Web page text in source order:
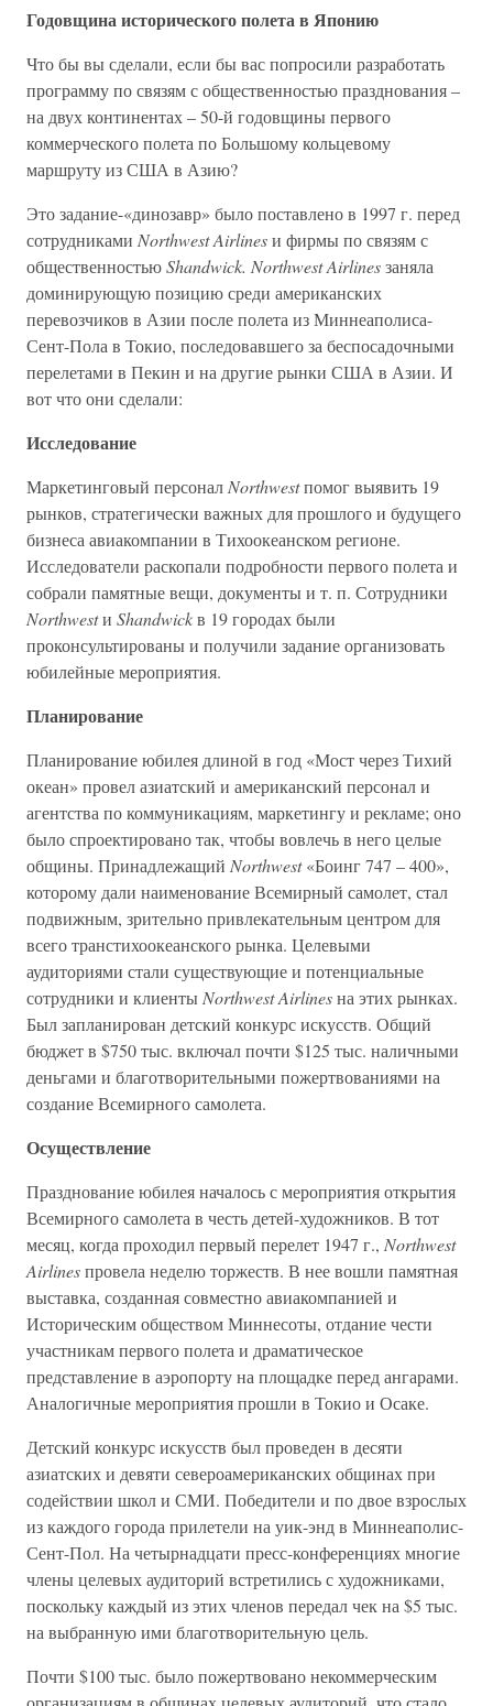
Годовщина исторического полета в Японию
Что бы вы сделали, если бы вас попросили разработать
программу по связям с общественностью празднования –
на двух континентах – 50-й годовщины первого
коммерческого полета по Большому кольцевому
маршруту из США в Азию?
Это задание-«динозавр» было поставлено в 1997 г. перед
сотрудниками Northwest Airlinesи фирмы по связям с
общественностьюShandwick. Northwest Airlinesзаняла
доминирующую позицию среди американских
перевозчиков в Азии после полета из Миннеаполиса-
Сент-Пола в Токио, последовавшего за беспосадочными
перелетами в Пекин и на другие рынки США в Азии. И
вот что они сделали:
Исследование
Маркетинговый персонал Northwestпомог выявить 19
рынков, стратегически важных для прошлого и будущего
бизнеса авиакомпании в Тихоокеанском регионе.
Исследователи раскопали подробности первого полета и
собрали памятные вещи, документы и т. п. Сотрудники
Northwestи Shandwickв 19 городах были
проконсультированы и получили задание организовать
юбилейные мероприятия.
Планирование
Планирование юбилея длиной в год «Мост через Тихий
океан» провел азиатский и американский персонал и
агентства по коммуникациям, маркетингу и рекламе; оно
было спроектировано так, чтобы вовлечь в него целые
общины. Принадлежащий Northwest«Боинг 747 – 400»,
которому дали наименование Всемирный самолет, стал
подвижным, зрительно привлекательным центром для
всего транстихоокеанского рынка. Целевыми
аудиториями стали существующие и потенциальные
сотрудники и клиенты Northwest Airlinesна этих рынках.
Был запланирован детский конкурс искусств. Общий
бюджет в $750 тыс. включал почти $125 тыс. наличными
деньгами и благотворительными пожертвованиями на
создание Всемирного самолета.
Осуществление
Празднование юбилея началось с мероприятия открытия
Всемирного самолета в честь детей-художников. В тот
месяц, когда проходил первый перелет 1947 г., Northwest
Airlinesпровела неделю торжеств. В нее вошли памятная
выставка, созданная совместно авиакомпанией и
Историческим обществом Миннесоты, отдание чести
участникам первого полета и драматическое
представление в аэропорту на площадке перед ангарами.
Аналогичные мероприятия прошли в Токио и Осаке.
Детский конкурс искусств был проведен в десяти
азиатских и девяти североамериканских общинах при
содействии школ и СМИ. Победители и по двое взрослых
из каждого города прилетели на уик-энд в Миннеаполис-
Сент-Пол. На четырнадцати пресс-конференциях многие
члены целевых аудиторий встретились с художниками,
поскольку каждый из этих членов передал чек на $5 тыс.
на выбранную ими благотворительную цель.
Почти $100 тыс. было пожертвовано некоммерческим